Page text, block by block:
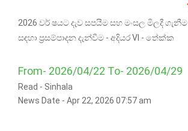
2026 වර් ෂයට දැව සපයීම සහ මංසල මිලදී ගැනීම
සඳහා ප්‍රසම්පාදන දැන්වීම - අදියර VI - තේක්ක
From- 2026/04/22 To- 2026/04/29
Read - Sinhala
News Date - Apr 22, 2026 07:57 am